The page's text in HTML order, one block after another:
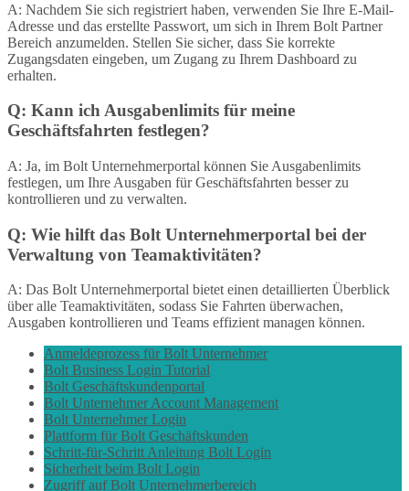
A: Nachdem Sie sich registriert haben, verwenden Sie Ihre E-Mail-
Adresse und das erstellte Passwort, um sich in Ihrem Bolt Partner
Bereich anzumelden. Stellen Sie sicher, dass Sie korrekte
Zugangsdaten eingeben, um Zugang zu Ihrem Dashboard zu
erhalten.
Q: Kann ich Ausgabenlimits für meine
Geschäftsfahrten festlegen?
A: Ja, im Bolt Unternehmerportal können Sie Ausgabenlimits
festlegen, um Ihre Ausgaben für Geschäftsfahrten besser zu
kontrollieren und zu verwalten.
Q: Wie hilft das Bolt Unternehmerportal bei der
Verwaltung von Teamaktivitäten?
A: Das Bolt Unternehmerportal bietet einen detaillierten Überblick
über alle Teamaktivitäten, sodass Sie Fahrten überwachen,
Ausgaben kontrollieren und Teams effizient managen können.
Anmeldeprozess für Bolt Unternehmer
Bolt Business Login Tutorial
Bolt Geschäftskundenportal
Bolt Unternehmer Account Management
Bolt Unternehmer Login
Plattform für Bolt Geschäftskunden
Schritt-für-Schritt Anleitung Bolt Login
Sicherheit beim Bolt Login
Zugriff auf Bolt Unternehmerbereich